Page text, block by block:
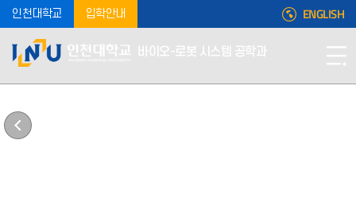
인천대학교 입학안내 ENGLISH
바이오-로봇 시스템 공학과